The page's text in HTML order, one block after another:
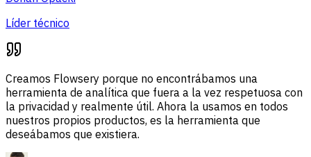
Líder técnico
Creamos Flowsery porque no encontrábamos una
herramienta de analítica que fuera a la vez respetuosa con
la privacidad y realmente útil. Ahora la usamos en todos
nuestros propios productos, es la herramienta que
deseábamos que existiera.